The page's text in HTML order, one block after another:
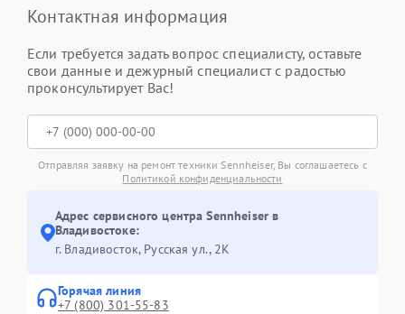
Контактная информация
Если требуется задать вопрос специалисту, оставьте
свои данные и дежурный специалист с радостью
проконсультирует Вас!
Отправляя заявку на ремонт техники Sennheiser, Вы соглашаетесь с
Политикой конфиденциальности
Адрес сервисного центра Sennheiser в
Владивостоке:
г. Владивосток, Русская ул., 2К
Горячая линия
+7 (800) 301-55-83